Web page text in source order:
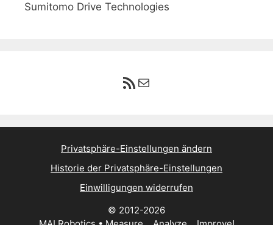
Sumitomo Drive Technologies
RSS-Feed
E-Mail
Privatsphäre-Einstellungen ändern
Historie der Privatsphäre-Einstellungen
Einwilligungen widerrufen
© 2012-2026